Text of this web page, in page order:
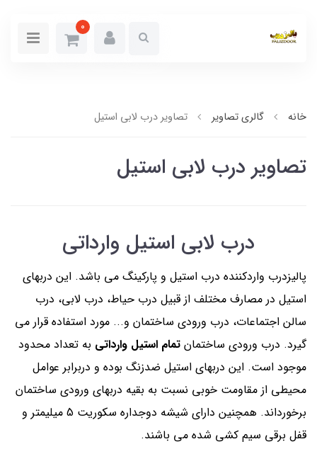
0
خانه گالری تصاویر تصاویر درب لابی استیل
تصاویر درب لابی استیل
درب لابی استیل وارداتی
پالیزدرب واردکننده درب استیل و پارکینگ می باشد. این دربهای
استیل در مصارف مختلف از قبیل درب حیاط، درب لابی، درب
سالن اجتماعات، درب ورودی ساختمان و... مورد استفاده قرار می
گیرد. درب ورودی ساختمان تمام استیل وارداتی به تعداد محدود
موجود است. این دربهای استیل ضدزنگ بوده و دربرابر عوامل
محیطی از مقاومت خوبی نسبت به بقیه دربهای ورودی ساختمان
برخورداند. همچنین دارای شیشه دوجداره سکوریت 5 میلیمتر و
قفل برقی سیم کشی شده می باشند.